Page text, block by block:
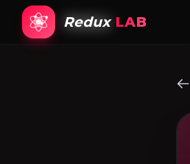
Redux LAB